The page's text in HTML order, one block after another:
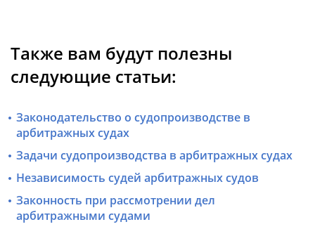
Также вам будут полезны
следующие статьи:
Законодательство о судопроизводстве в
арбитражных судах
Задачи судопроизводства в арбитражных судах
Независимость судей арбитражных судов
Законность при рассмотрении дел
арбитражными судами